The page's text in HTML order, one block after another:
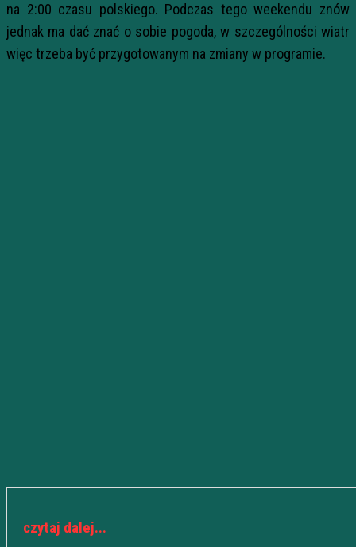
na 2:00 czasu polskiego. Podczas tego weekendu znów
jednak ma dać znać o sobie pogoda, w szczególności wiatr
więc trzeba być przygotowanym na zmiany w programie.
czytaj dalej...